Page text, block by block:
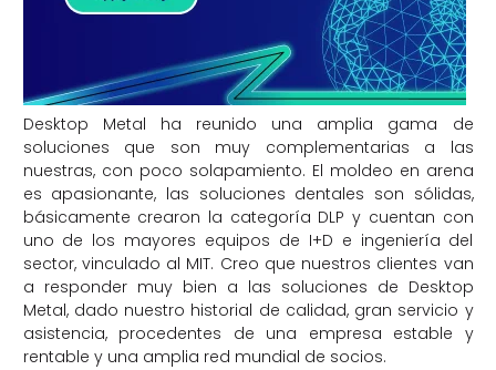
Desktop Metal ha reunido una amplia gama de
soluciones que son muy complementarias a las
nuestras, con poco solapamiento. El moldeo en arena
es apasionante, las soluciones dentales son sólidas,
básicamente crearon la categoría DLP y cuentan con
uno de los mayores equipos de I+D e ingeniería del
sector, vinculado al MIT. Creo que nuestros clientes van
a responder muy bien a las soluciones de Desktop
Metal, dado nuestro historial de calidad, gran servicio y
asistencia, procedentes de una empresa estable y
rentable y una amplia red mundial de socios.